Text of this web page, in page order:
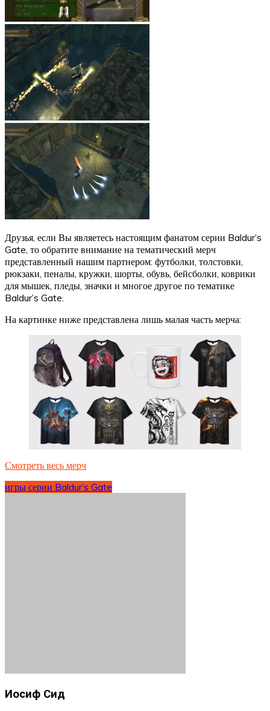
Друзья, если Вы являетесь настоящим фанатом серии Baldur’s
Gate, то обратите внимание на тематический мерч
представленный нашим партнером: футболки, толстовки,
рюкзаки, пеналы, кружки, шорты, обувь, бейсболки, коврики
для мышек, пледы, значки и многое другое по тематике
Baldur’s Gate.
На картинке ниже представлена лишь малая часть мерча:
Смотреть весь мерч
игры серии Baldur’s Gate
Иосиф Сид